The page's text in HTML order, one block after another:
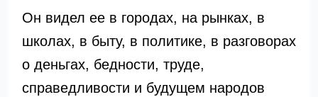
Он видел ее в городах, на рынках, в
школах, в быту, в политике, в разговорах
о деньгах, бедности, труде,
справедливости и будущем народов